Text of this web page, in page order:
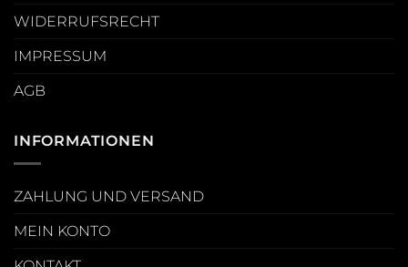
WIDERRUFSRECHT
IMPRESSUM
AGB
INFORMATIONEN
ZAHLUNG UND VERSAND
MEIN KONTO